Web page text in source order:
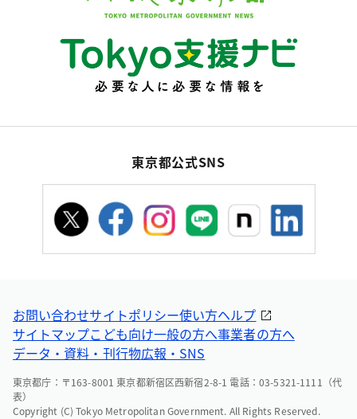
東京都公式SNS
お問い合わせサイトポリシー使い方ヘルプ
サイトマップこども向け一般の方へ事業者の方へ
データ・資料・刊行物広報・SNS
東京都庁：〒163-8001 東京都新宿区西新宿2-8-1 電話：03-5321-1111（代
表）
Copyright (C) Tokyo Metropolitan Government. All Rights Reserved.